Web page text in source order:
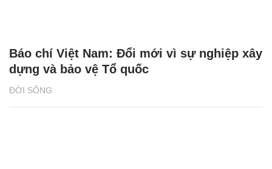
ĐỜI SỐNG
Báo chí Việt Nam: Đổi mới vì sự nghiệp xây
dựng và bảo vệ Tổ quốc